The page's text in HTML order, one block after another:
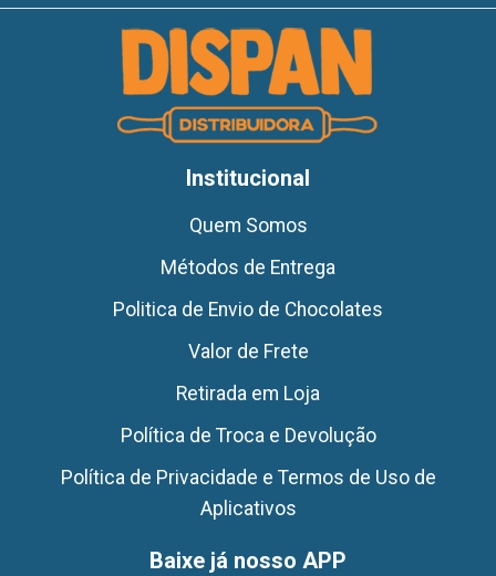
Institucional
Quem Somos
Métodos de Entrega
Politica de Envio de Chocolates
Valor de Frete
Retirada em Loja
Política de Troca e Devolução
Política de Privacidade e Termos de Uso de
Aplicativos
Baixe já nosso APP